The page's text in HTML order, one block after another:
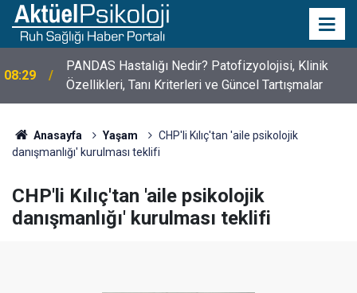
08:29
PANDAS Hastalığı Nedir? Patofizyolojisi, Klinik
Özellikleri, Tanı Kriterleri ve Güncel Tartışmalar
10:30
10 Mayıs Psikologlar Günü Nasıl Ortaya Çıktı? 10
Mayıs Tarihinin Hikayesi
Anasayfa Yaşam
CHP'li Kılıç'tan 'aile psikolojik
danışmanlığı' kurulması teklifi
CHP'li Kılıç'tan 'aile psikolojik
danışmanlığı' kurulması teklifi